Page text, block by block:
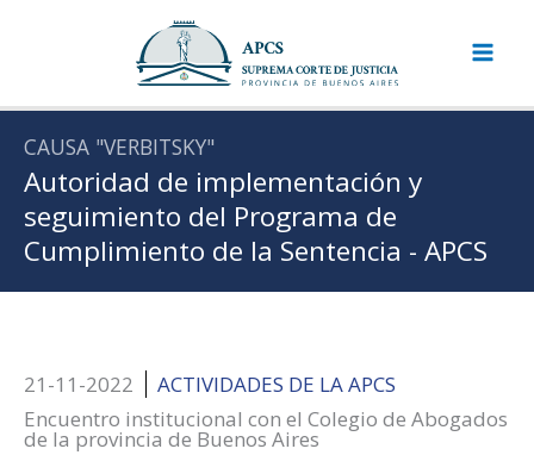
CAUSA "VERBITSKY"
Autoridad de implementación y
seguimiento del Programa de
Cumplimiento de la Sentencia - APCS
21-11-2022
ACTIVIDADES DE LA APCS
Encuentro institucional con el Colegio de Abogados
de la provincia de Buenos Aires